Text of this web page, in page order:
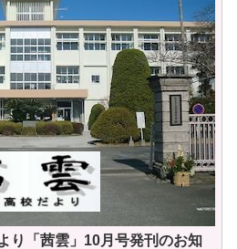
り「茜雲」10月号発刊のお知